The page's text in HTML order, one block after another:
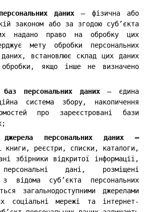
даних — фізична або
законом або за згодою суб’єкта
надано право на обробку цих
мету обробки персональних
встановлює склад цих даних
якщо інше не визначено
баз персональних даних— єдина
система збору, накопичення
про зареєстровані бази
джерела персональних даних —
книги, реєстри, списки, каталоги,
збірники відкритої інформації,
дані, розміщені
відома суб’єкта персональних
загальнодоступними джерелами
соціальні мережі та інтернет-